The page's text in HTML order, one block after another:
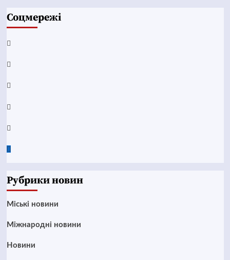
Соцмережі
Facebook
YouTube
Telegram
Instagram
Twitter
Google
Рубрики новин
Mіські новини
Міжнародні новини
Новини